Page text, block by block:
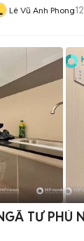
Lê Vũ Anh Phong12
TƯ PHÚ